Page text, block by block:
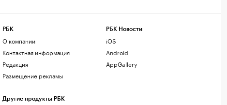
РБК
О компании
Контактная информация
Редакция
Размещение рекламы
Другие продукты РБК
РБК Новости
iOS
Android
AppGallery